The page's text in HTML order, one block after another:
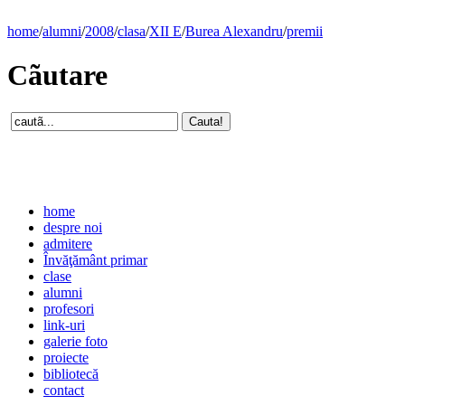
home/alumni/2008/clasa/XII E/Burea Alexandru/premii
Cãutare
home
despre noi
admitere
Învăţământ primar
clase
alumni
profesori
link-uri
galerie foto
proiecte
bibliotecă
contact